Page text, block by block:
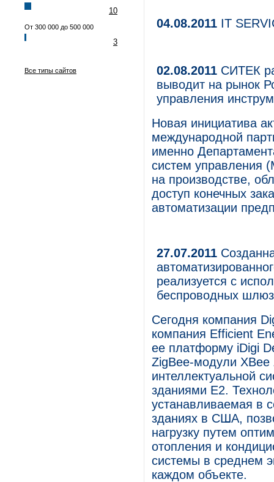
10
От 300 000 до 500 000
3
Все типы сайтов
04.08.2011 IT
02.08.2011 СИТЕК
выводит на рынок
управления
Новая инициатива
международной
именно
систем управления
на производстве,
доступ конечных
автоматизации
27.07.2011
реализуется с
беспроводных
Сегодня компания
компания Efficient
ее платформу iDigi
ZigBee-модули XBee
интеллектуальной
зданиями E2.
устанавливаемая в
зданиях в США,
нагрузку путем
отопления и
системы в среднем
каждом объекте.